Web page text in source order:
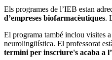
Els programes de l’IEB estan
d’empreses biofarmacèutiques.
El programa també inclou visites
neurolingüística. El professorat
termini per inscriure's acaba a